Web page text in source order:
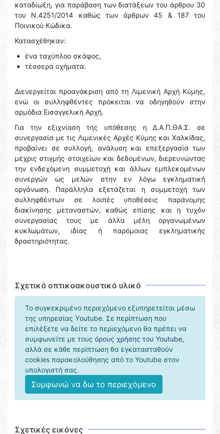
καταδίωξη, για παράβαση των διατάξεων του άρθρου 30
του Ν.4251/2014 καθώς των άρθρων 45 & 187 του
Ποινικού Κώδικα.
Κατασχέθηκαν:
ένα ταχύπλοο σκάφος,
τέσσερα οχήματα.
Διενεργείται προανάκριση από τη Λιμενική Αρχή Κύμης,
ενώ οι συλληφθέντες πρόκειται να οδηγηθούν στην
αρμόδια Εισαγγελική Αρχή.
Για την εξιχνίαση της υπόθεσης η Δ.Α.Π.ΘΑ.Σ. σε
συνεργασία με τις Λιμενικές Αρχές Κύμης και Χαλκίδας,
προβαίνει σε συλλογή, ανάλυση και επεξεργασία των
μέχρις στιγμής στοιχείων και δεδομένων, διερευνώντας
την ενδεχόμενη συμμετοχή και άλλων εμπλεκομένων
συνεργών ως μελών στην εν λόγω εγκληματική
οργάνωση. Παράλληλα εξετάζεται η συμμετοχή των
συλληφθέντων σε λοιπές υποθέσεις παράνομης
διακίνησης μεταναστών, καθώς επίσης και η τυχόν
συνεργασίας τους με άλλα μέλη οργανωμένων
κυκλωμάτων, ιδίας ή παρόμοιας εγκληματικής
δραστηριότητας.
Σχετικό οπτικοακουστικό υλικό
Το συγκεκριμένο περιεχόμενο εξυπηρετείται μέσω
της υπηρεσίας Υoutube. Σε περίπτωση που
επιλέξετε να δείτε το περιεχόμενο θα πρέπει να
συμφωνείτε με τους όρους χρήσης του Youtube,
αλλά σε κάθε περίπτωση θα εγκατασταθούν
cookies παρακολούθησης από το Youtube στον
υπολογιστή σας.
Συμφωνώ να δω το περιεχόμενο
Σχετικές εικόνες